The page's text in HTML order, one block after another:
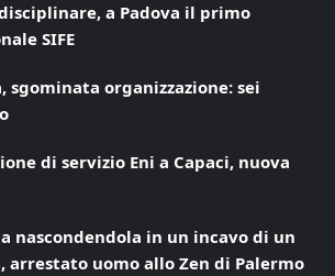
a Padova il primo
SIFE
sgominata organizzazione: sei
di servizio Eni a Capaci, nuova
nascondendola in un incavo di un
arrestato uomo allo Zen di Palermo